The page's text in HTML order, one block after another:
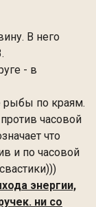
В него
- в
по краям.
часовой
что
и по часовой
энергии,
ни со